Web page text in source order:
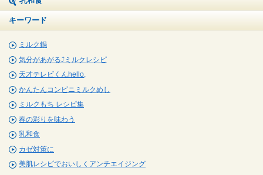
キーワード
ミルク鍋
気分があがる⤴ミルクレシピ
天才テレビくんhello,
かんたんコンビニミルクめし
ミルクもち レシピ集
春の彩りを味わう
乳和食
カゼ対策に
美肌レシピでおいしくアンチエイジング